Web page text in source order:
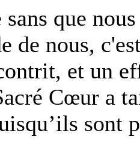
sans que
de nous,
et un
Cœur a
sont